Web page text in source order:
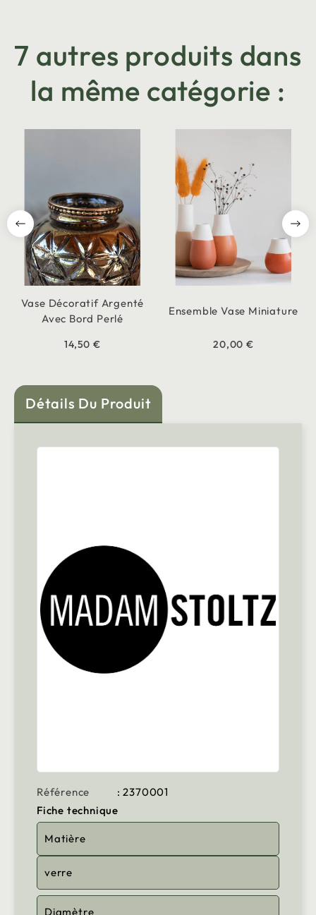
7 autres produits dans
la même catégorie :
Vase Décoratif Argenté
Avec Bord Perlé
14,50 €
Ensemble Vase Miniature
20,00 €
Détails Du Produit
Référence
: 2370001
Fiche technique
Matière
verre
Diamètre